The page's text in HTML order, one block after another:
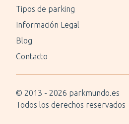
Tipos de parking
Información Legal
Blog
Contacto
© 2013 - 2026 parkmundo.es
Todos los derechos reservados